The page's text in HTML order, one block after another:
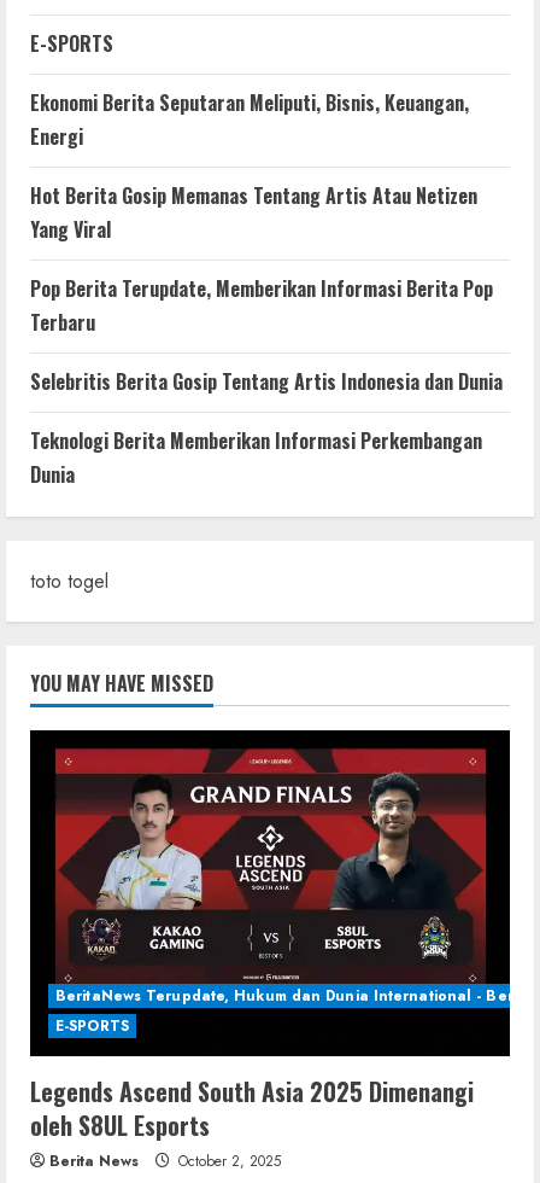
E-SPORTS
Ekonomi Berita Seputaran Meliputi, Bisnis, Keuangan,
Energi
Hot Berita Gosip Memanas Tentang Artis Atau Netizen
Yang Viral
Pop Berita Terupdate, Memberikan Informasi Berita Pop
Terbaru
Selebritis Berita Gosip Tentang Artis Indonesia dan Dunia
Teknologi Berita Memberikan Informasi Perkembangan
Dunia
toto togel
YOU MAY HAVE MISSED
BeritaNews Terupdate, Hukum dan Dunia International - Berita
E-SPORTS
Legends Ascend South Asia 2025 Dimenangi
oleh S8UL Esports
Berita News October 2, 2025